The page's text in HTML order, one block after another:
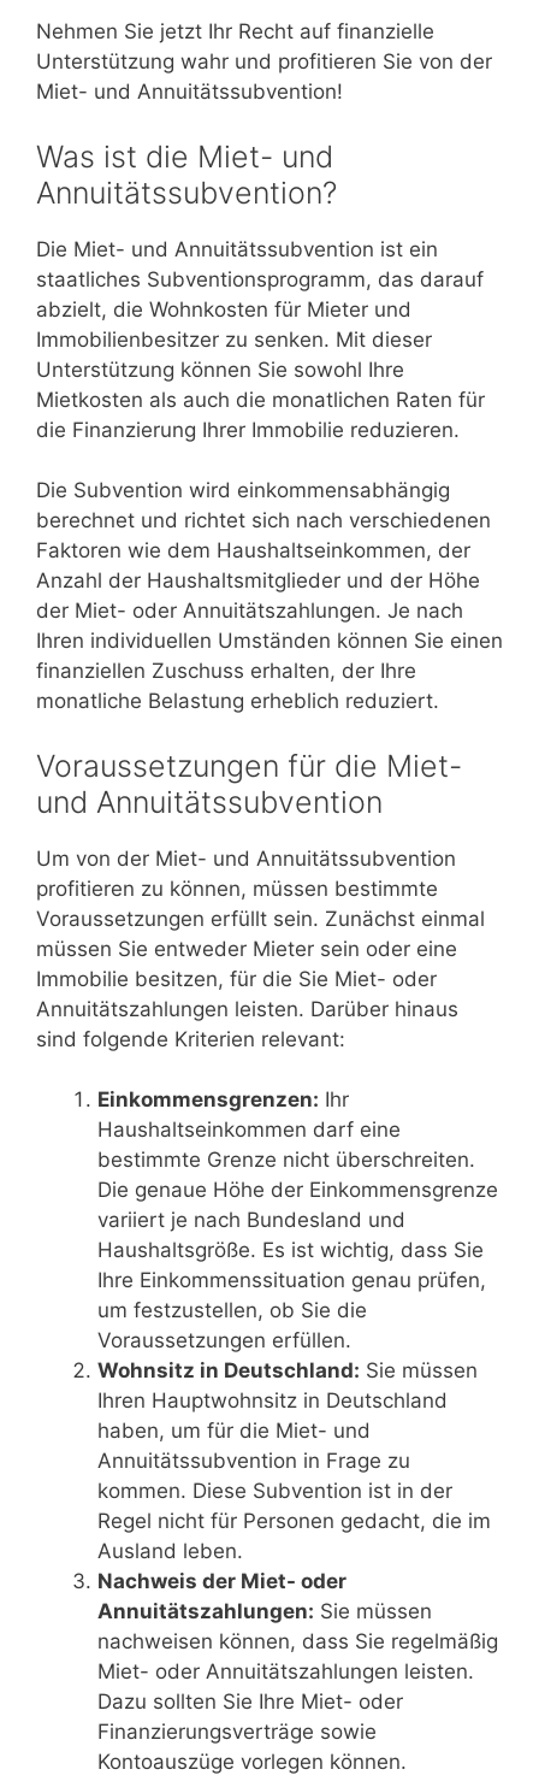
Nehmen Sie jetzt Ihr Recht auf finanzielle
Unterstützung wahr und profitieren Sie von der
Miet- und Annuitätssubvention!
Was ist die Miet- und
Annuitätssubvention?
Die Miet- und Annuitätssubvention ist ein
staatliches Subventionsprogramm, das darauf
abzielt, die Wohnkosten für Mieter und
Immobilienbesitzer zu senken. Mit dieser
Unterstützung können Sie sowohl Ihre
Mietkosten als auch die monatlichen Raten für
die Finanzierung Ihrer Immobilie reduzieren.
Die Subvention wird einkommensabhängig
berechnet und richtet sich nach verschiedenen
Faktoren wie dem Haushaltseinkommen, der
Anzahl der Haushaltsmitglieder und der Höhe
der Miet- oder Annuitätszahlungen. Je nach
Ihren individuellen Umständen können Sie einen
finanziellen Zuschuss erhalten, der Ihre
monatliche Belastung erheblich reduziert.
Voraussetzungen für die Miet-
und Annuitätssubvention
Um von der Miet- und Annuitätssubvention
profitieren zu können, müssen bestimmte
Voraussetzungen erfüllt sein. Zunächst einmal
müssen Sie entweder Mieter sein oder eine
Immobilie besitzen, für die Sie Miet- oder
Annuitätszahlungen leisten. Darüber hinaus
sind folgende Kriterien relevant:
Einkommensgrenzen: Ihr
Haushaltseinkommen darf eine
bestimmte Grenze nicht überschreiten.
Die genaue Höhe der Einkommensgrenze
variiert je nach Bundesland und
Haushaltsgröße. Es ist wichtig, dass Sie
Ihre Einkommenssituation genau prüfen,
um festzustellen, ob Sie die
Voraussetzungen erfüllen.
Wohnsitz in Deutschland: Sie müssen
Ihren Hauptwohnsitz in Deutschland
haben, um für die Miet- und
Annuitätssubvention in Frage zu
kommen. Diese Subvention ist in der
Regel nicht für Personen gedacht, die im
Ausland leben.
Nachweis der Miet- oder
Annuitätszahlungen: Sie müssen
nachweisen können, dass Sie regelmäßig
Miet- oder Annuitätszahlungen leisten.
Dazu sollten Sie Ihre Miet- oder
Finanzierungsverträge sowie
Kontoauszüge vorlegen können.